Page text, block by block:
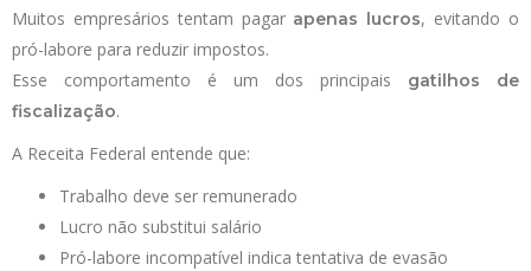
Muitos empresários tentam pagar apenas lucros, evitando o
pró-labore para reduzir impostos.
Esse comportamento é um dos principais gatilhos de
fiscalização.
A Receita Federal entende que:
Trabalho deve ser remunerado
Lucro não substitui salário
Pró-labore incompatível indica tentativa de evasão